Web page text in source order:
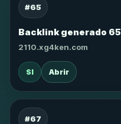
#65
Backlink generado 65
2110.xg4ken.com
SI Abrir
#67